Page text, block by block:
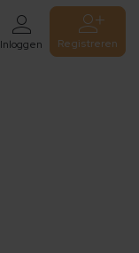
Inloggen Registreren